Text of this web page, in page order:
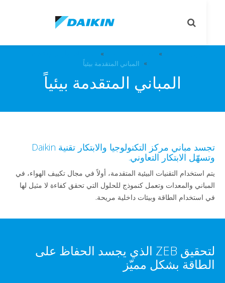
Toggle
ابتكارات DAIKIN
مركز التكنولوجيا والابتكار
المباني المتقدمة بيئياً
المباني المتقدمة بيئياً
تجسد مباني مركز التكنولوجيا والابتكار تقنية Daikin
الابتكار التعاوني.
استخدام التقنيات البيئية المتقدمة، أولاً في مجال تكييف الهواء، في
والمعدات وتعمل كنموذج للحلول التي تحقق كفاءة لا مثيل لها
الطاقة وبيئات داخلية مريحة.
لتحقيق ZEB الذي يجسد الحفاظ على
بشكل مميّز